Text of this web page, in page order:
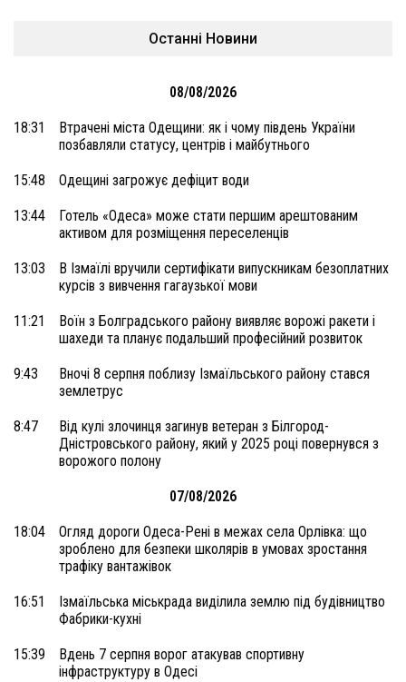
Останні Новини
08/08/2026
18:31
Втрачені міста Одещини: як і чому південь України
позбавляли статусу, центрів і майбутнього
15:48 Одещині загрожує дефіцит води
13:44
Готель «Одеса» може стати першим арештованим
активом для розміщення переселенців
13:03
В Ізмаїлі вручили сертифікати випускникам безоплатних
курсів з вивчення гагаузької мови
11:21
Воїн з Болградського району виявляє ворожі ракети і
шахеди та планує подальший професійний розвиток
9:43
Вночі 8 серпня поблизу Ізмаїльського району стався
землетрус
8:47
Від кулі злочинця загинув ветеран з Білгород-
Дністровського району, який у 2025 році повернувся з
ворожого полону
07/08/2026
18:04
Огляд дороги Одеса-Рені в межах села Орлівка: що
зроблено для безпеки школярів в умовах зростання
трафіку вантажівок
16:51
Ізмаїльська міськрада виділила землю під будівництво
Фабрики-кухні
15:39
Вдень 7 серпня ворог атакував спортивну
інфраструктуру в Одесі